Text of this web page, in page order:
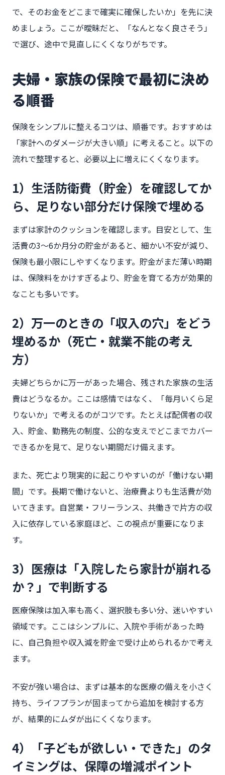
で、そのお金をどこまで確実に確保したいか」を先に決
めましょう。ここが曖昧だと、「なんとなく良さそう」
で選び、途中で見直しにくくなりがちです。
夫婦・家族の保険で最初に決め
る順番
保険をシンプルに整えるコツは、順番です。おすすめは
「家計へのダメージが大きい順」に考えること。以下の
流れで整理すると、必要以上に増えにくくなります。
1）生活防衛費（貯金）を確認してか
ら、足りない部分だけ保険で埋める
まずは家計のクッションを確認します。目安として、生
活費の3〜6か月分の貯金があると、細かい不安が減り、
保険も最小限にしやすくなります。貯金がまだ薄い時期
は、保険料をかけすぎるより、貯金を育てる方が効果的
なことも多いです。
2）万一のときの「収入の穴」をどう
埋めるか（死亡・就業不能の考え
方）
夫婦どちらかに万一があった場合、残された家族の生活
費はどうなるか。ここは感情ではなく、「毎月いくら足
りないか」で考えるのがコツです。たとえば配偶者の収
入、貯金、勤務先の制度、公的な支えでどこまでカバー
できるかを見て、足りない期間だけ備えます。
また、死亡より現実的に起こりやすいのが「働けない期
間」です。長期で働けないと、治療費よりも生活費が効
いてきます。自営業・フリーランス、共働きで片方の収
入に依存している家庭ほど、この視点が重要になりま
す。
3）医療は「入院したら家計が崩れる
か？」で判断する
医療保険は加入率も高く、選択肢も多い分、迷いやすい
領域です。ここはシンプルに、入院や手術があった時
に、自己負担や収入減を貯金で受け止められるかで考え
ます。
不安が強い場合は、まずは基本的な医療の備えを小さく
持ち、ライフプランが固まってから追加を検討する方
が、結果的にムダが出にくくなります。
4）「子どもが欲しい・できた」のタ
イミングは、保障の増減ポイント